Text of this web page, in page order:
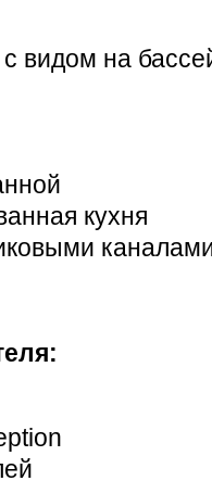
видом на
кухня